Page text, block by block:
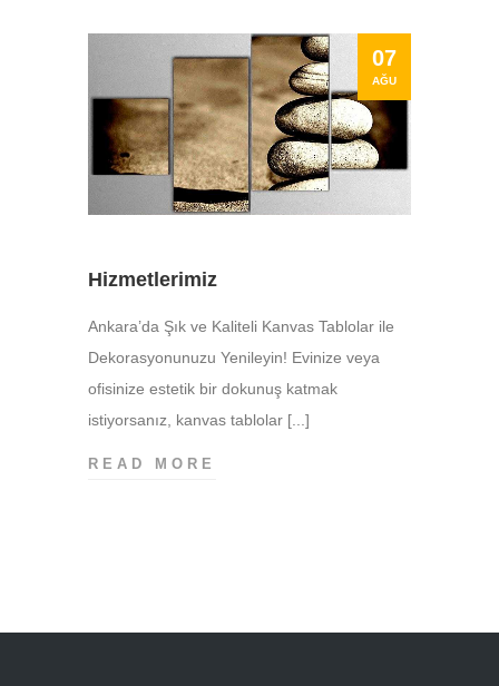
07
AĞU
Hizmetlerimiz
Ankara’da Şık ve Kaliteli Kanvas Tablolar ile
Dekorasyonunuzu Yenileyin! Evinize veya
ofisinize estetik bir dokunuş katmak
istiyorsanız, kanvas tablolar [...]
READ MORE